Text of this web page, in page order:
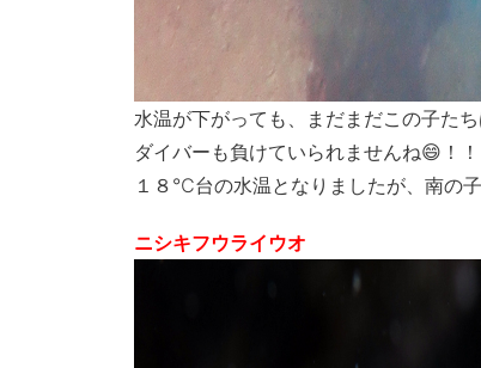
水温が下がっても、まだまだこの子た
ダイバーも負けていられませんね😄！！
１８℃台の水温となりましたが、南の
ニシキフウライウオ